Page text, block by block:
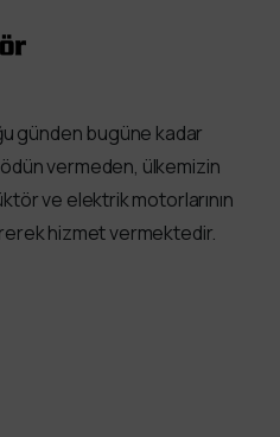
günden bugüne kadar
vermeden, ülkemizin
ve elektrik motorlarının
hizmet vermektedir.